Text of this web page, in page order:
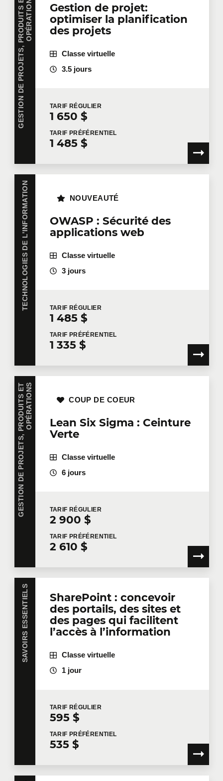
G
E
S
T
I
O
N
D
E
P
R
O
J
E
T
S
,
P
R
O
D
U
I
T
S
E
T
O
P
É
R
A
T
I
O
NS
Gestion de projet:
optimiser la planification
des projets
Classe virtuelle
3.5 jours
TARIF RÉGULIER
1 650 $
TARIF PRÉFÉRENTIEL
1 485 $
TECHNOLOGIES DE L'INFORMATION
OWASP : Sécurité des
applications web
NOUVEAUTÉ
Classe virtuelle
3 jours
TARIF RÉGULIER
1 485 $
TARIF PRÉFÉRENTIEL
1 335 $
G
E
S
T
I
O
N
D
E
P
R
O
J
E
T
S
,
P
R
O
D
U
I
T
S
E
T
O
P
É
R
A
T
I
O
NS
Lean Six Sigma : Ceinture
Verte
COUP DE COEUR
Classe virtuelle
6 jours
TARIF RÉGULIER
2 900 $
TARIF PRÉFÉRENTIEL
2 610 $
SAVOIRS ESSENTIELS
SharePoint : concevoir
des portails, des sites et
des pages qui facilitent
l’accès à l’information
Classe virtuelle
1 jour
TARIF RÉGULIER
595 $
TARIF PRÉFÉRENTIEL
535 $